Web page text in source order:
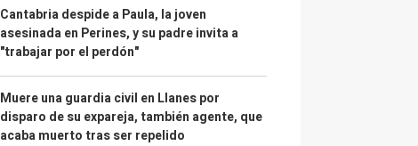
Cantabria despide a Paula, la joven
asesinada en Perines, y su padre invita a
"trabajar por el perdón"
Muere una guardia civil en Llanes por
disparo de su expareja, también agente, que
acaba muerto tras ser repelido